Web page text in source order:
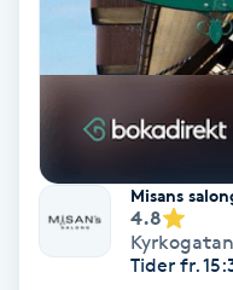
Faceliftmassage
Fet hårbotten
Fettreducering
Fibromassage
Misans
4.8
Tider fr.